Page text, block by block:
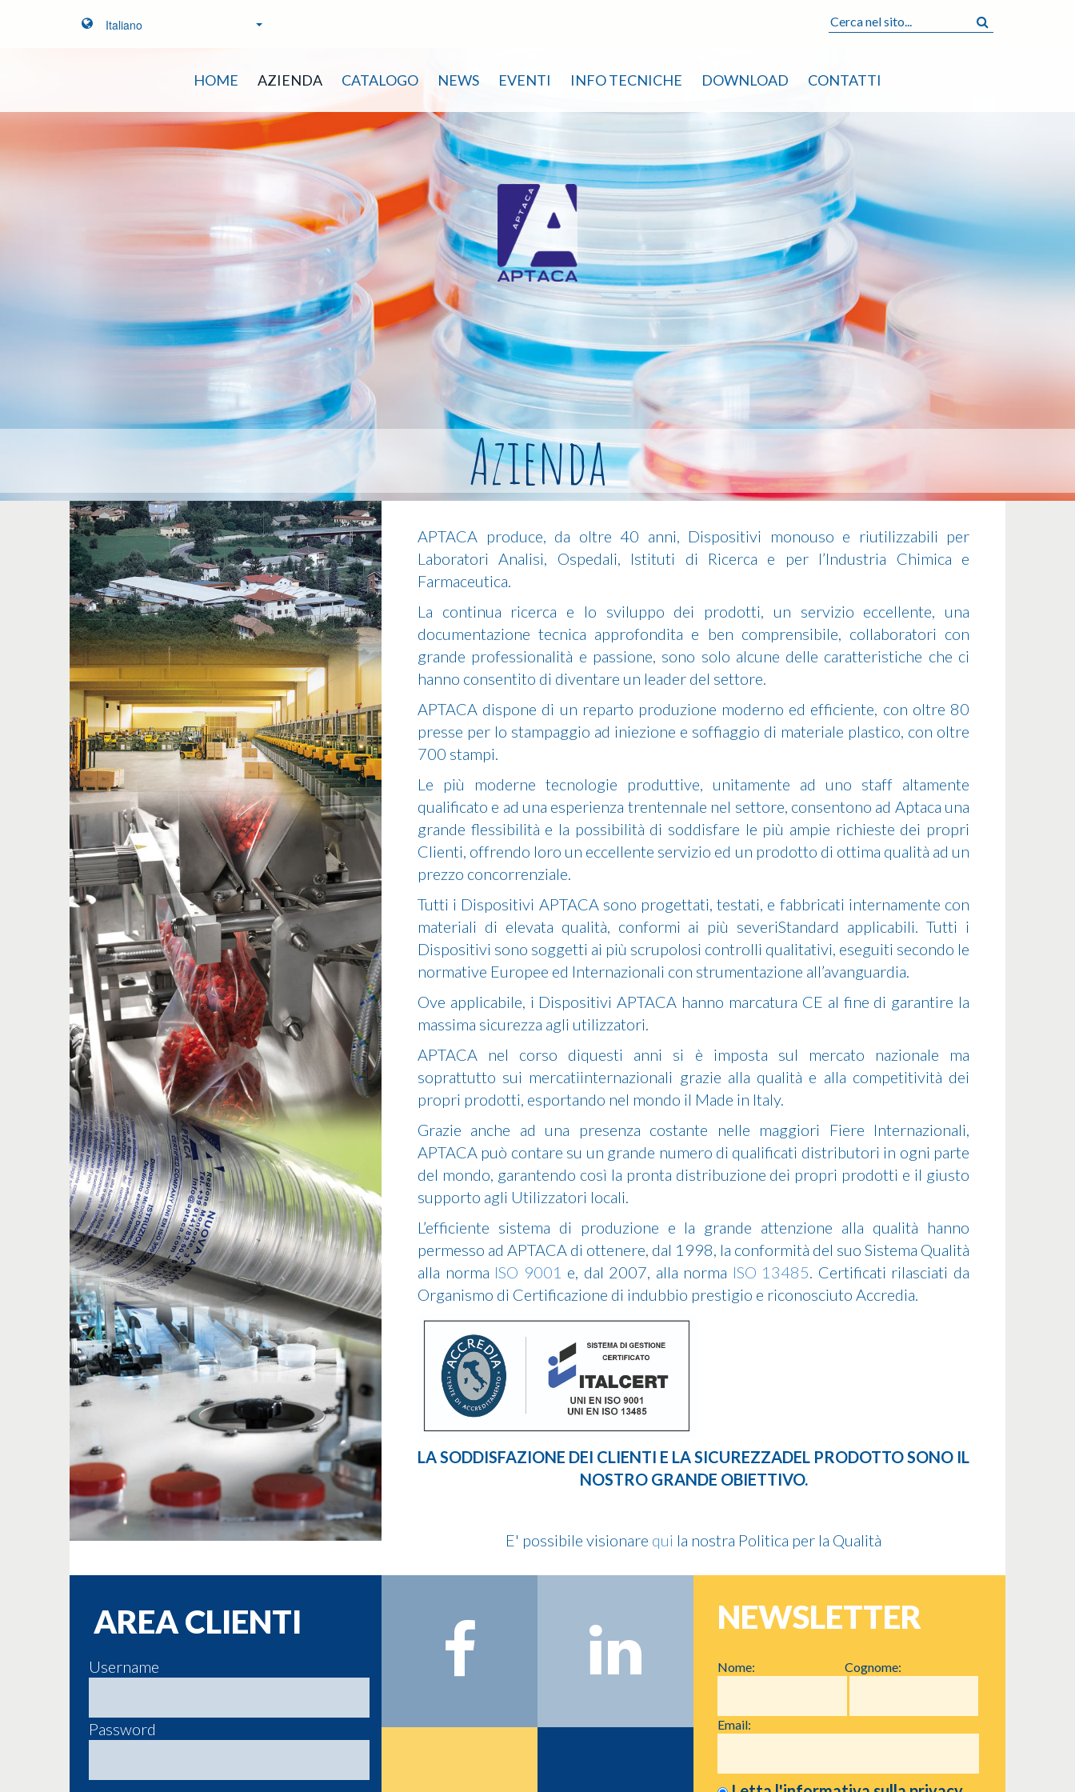
Azienda
Italiano
HOME AZIENDA CATALOGO NEWS EVENTI INFO TECNICHE DOWNLOAD CONTATTI
APTACA produce, da oltre 40 anni, Dispositivi monouso e riutilizzabili per
Laboratori Analisi, Ospedali, Istituti di Ricerca e per l’Industria Chimica e
Farmaceutica.
La continua ricerca e lo sviluppo dei prodotti, un servizio eccellente, una
documentazione tecnica approfondita e ben comprensibile, collaboratori con
grande professionalità e passione, sono solo alcune delle caratteristiche che ci
hanno consentito di diventare un leader del settore.
APTACA dispone di un reparto produzione moderno ed efficiente, con oltre 80
presse per lo stampaggio ad iniezione e soffiaggio di materiale plastico, con oltre
700 stampi.
Le più moderne tecnologie produttive, unitamente ad uno staff altamente
qualificato e ad una esperienza trentennale nel settore, consentono ad Aptaca una
grande flessibilità e la possibilità di soddisfare le più ampie richieste dei propri
Clienti, offrendo loro un eccellente servizio ed un prodotto di ottima qualità ad un
prezzo concorrenziale.
Tutti i Dispositivi APTACA sono progettati, testati, e fabbricati internamente con
materiali di elevata qualità, conformi ai più severiStandard applicabili. Tutti i
Dispositivi sono soggetti ai più scrupolosi controlli qualitativi, eseguiti secondo le
normative Europee ed Internazionali con strumentazione all’avanguardia.
Ove applicabile, i Dispositivi APTACA hanno marcatura CE al fine di garantire la
massima sicurezza agli utilizzatori.
APTACA nel corso diquesti anni si è imposta sul mercato nazionale ma
soprattutto sui mercatiinternazionali grazie alla qualità e alla competitività dei
propri prodotti, esportando nel mondo il Made in Italy.
Grazie anche ad una presenza costante nelle maggiori Fiere Internazionali,
APTACA può contare su un grande numero di qualificati distributori in ogni parte
del mondo, garantendo così la pronta distribuzione dei propri prodotti e il giusto
supporto agli Utilizzatori locali.
L’efficiente sistema di produzione e la grande attenzione alla qualità hanno
permesso ad APTACA di ottenere, dal 1998, la conformità del suo Sistema Qualità
alla norma ISO 9001 e, dal 2007, alla norma ISO 13485. Certificati rilasciati da
Organismo di Certificazione di indubbio prestigio e riconosciuto Accredia.
LA SODDISFAZIONE DEI CLIENTI E LA SICUREZZADEL PRODOTTO SONO IL
NOSTRO GRANDE OBIETTIVO.
E' possibile visionare qui la nostra Politica per la Qualità
AREA CLIENTI
Username
Password
NEWSLETTER
Nome: Cognome:
Email: